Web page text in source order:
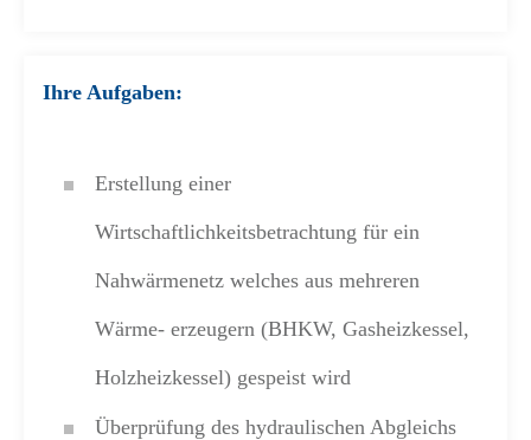
Ihre Aufgaben:
Erstellung einer
Wirtschaftlichkeitsbetrachtung für ein
Nahwärmenetz welches aus mehreren
Wärme- erzeugern (BHKW, Gasheizkessel,
Holzheizkessel) gespeist wird
Überprüfung des hydraulischen Abgleichs